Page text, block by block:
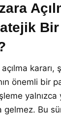
önemli bir
gelmez. Bu